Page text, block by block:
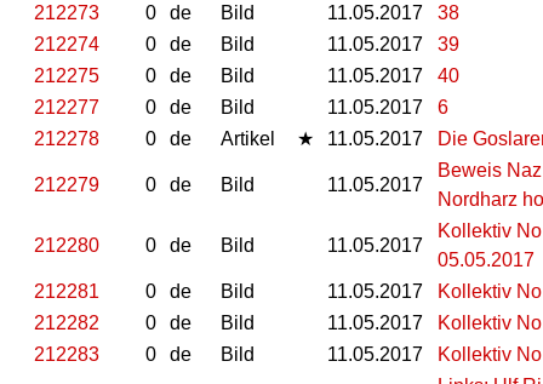
212273
0 de Bild 11.05.2017
38
212274
0 de Bild 11.05.2017
39
212275
0 de Bild 11.05.2017
40
212277
0 de Bild 11.05.2017
6
212278
0 de Artikel ★ 11.05.2017 Die
212279 0 de Bild 11.05.2017
Beweis
Nordharz
212280 0 de Bild 11.05.2017
Kollektiv
05.05.2017
212281
0 de Bild 11.05.2017
Kollektiv
212282
0 de Bild 11.05.2017
Kollektiv
212283
0 de Bild 11.05.2017 Kollektiv